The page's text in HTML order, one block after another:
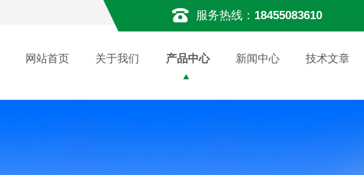
服务热线： 18455083610
网站首页 关于我们 产品中心 新闻中心 技术文章